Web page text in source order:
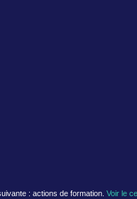
: actions de formation. Voir le